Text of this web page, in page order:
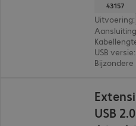
43157
Uitvoering:
USB versie:
Bijzondere
USB 2.0